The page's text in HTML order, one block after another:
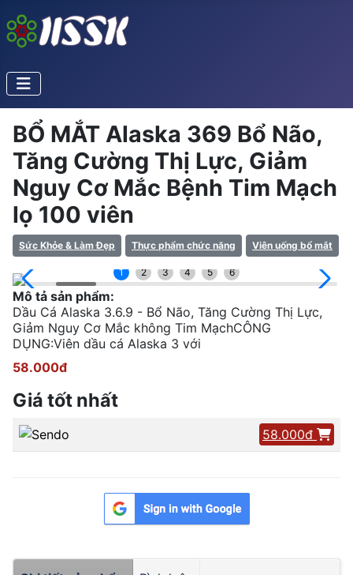
BỔ MẮT Alaska 369 Bổ Não,
Tăng Cường Thị Lực, Giảm
Nguy Cơ Mắc Bệnh Tim Mạch
lọ 100 viên
Sức Khỏe & Làm Đẹp Thực phẩm chức năng Viên uống bổ mắt
1 2 3 4 5 6
Mô tả sản phẩm:
Dầu Cá Alaska 3.6.9 - Bổ Não, Tăng Cường Thị Lực,
Giảm Nguy Cơ Mắc không Tim MạchCÔNG
DỤNG:Viên dầu cá Alaska 3 với
58.000đ
Giá tốt nhất
58.000đ